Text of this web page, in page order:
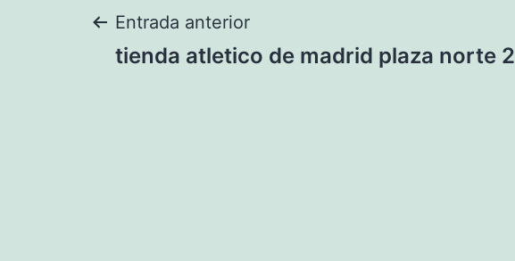
Navegación
Entrada anterior
tienda atletico de madrid plaza norte 2